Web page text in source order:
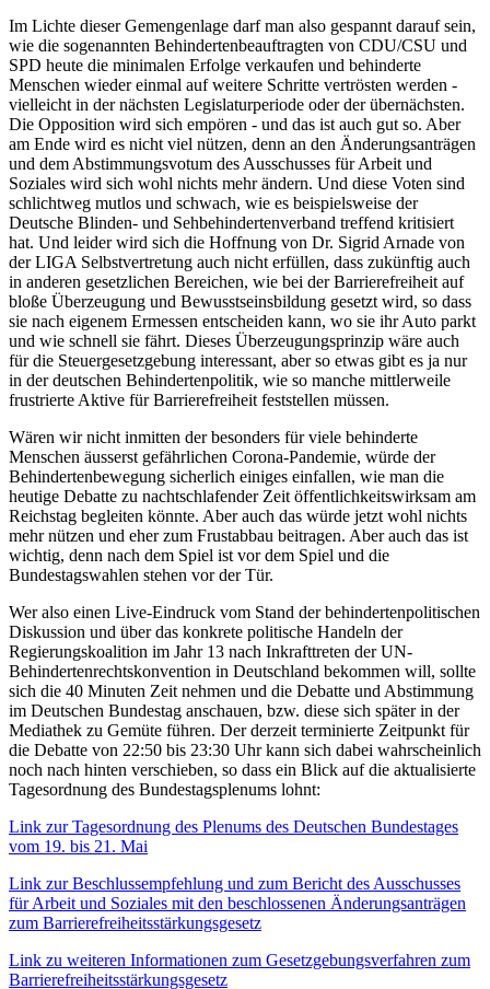
Im Lichte dieser Gemengenlage darf man also gespannt darauf sein,
wie die sogenannten Behindertenbeauftragten von CDU/CSU und
SPD heute die minimalen Erfolge verkaufen und behinderte
Menschen wieder einmal auf weitere Schritte vertrösten werden -
vielleicht in der nächsten Legislaturperiode oder der übernächsten.
Die Opposition wird sich empören - und das ist auch gut so. Aber
am Ende wird es nicht viel nützen, denn an den Änderungsanträgen
und dem Abstimmungsvotum des Ausschusses für Arbeit und
Soziales wird sich wohl nichts mehr ändern. Und diese Voten sind
schlichtweg mutlos und schwach, wie es beispielsweise der
Deutsche Blinden- und Sehbehindertenverband treffend kritisiert
hat. Und leider wird sich die Hoffnung von Dr. Sigrid Arnade von
der LIGA Selbstvertretung auch nicht erfüllen, dass zukünftig auch
in anderen gesetzlichen Bereichen, wie bei der Barrierefreiheit auf
bloße Überzeugung und Bewusstseinsbildung gesetzt wird, so dass
sie nach eigenem Ermessen entscheiden kann, wo sie ihr Auto parkt
und wie schnell sie fährt. Dieses Überzeugungsprinzip wäre auch
für die Steuergesetzgebung interessant, aber so etwas gibt es ja nur
in der deutschen Behindertenpolitik, wie so manche mittlerweile
frustrierte Aktive für Barrierefreiheit feststellen müssen.
Wären wir nicht inmitten der besonders für viele behinderte
Menschen äusserst gefährlichen Corona-Pandemie, würde der
Behindertenbewegung sicherlich einiges einfallen, wie man die
heutige Debatte zu nachtschlafender Zeit öffentlichkeitswirksam am
Reichstag begleiten könnte. Aber auch das würde jetzt wohl nichts
mehr nützen und eher zum Frustabbau beitragen. Aber auch das ist
wichtig, denn nach dem Spiel ist vor dem Spiel und die
Bundestagswahlen stehen vor der Tür.
Wer also einen Live-Eindruck vom Stand der behindertenpolitischen
Diskussion und über das konkrete politische Handeln der
Regierungskoalition im Jahr 13 nach Inkrafttreten der UN-
Behindertenrechtskonvention in Deutschland bekommen will, sollte
sich die 40 Minuten Zeit nehmen und die Debatte und Abstimmung
im Deutschen Bundestag anschauen, bzw. diese sich später in der
Mediathek zu Gemüte führen. Der derzeit terminierte Zeitpunkt für
die Debatte von 22:50 bis 23:30 Uhr kann sich dabei wahrscheinlich
noch nach hinten verschieben, so dass ein Blick auf die aktualisierte
Tagesordnung des Bundestagsplenums lohnt:
Link zur Tagesordnung des Plenums des Deutschen Bundestages
vom 19. bis 21. Mai
Link zur Beschlussempfehlung und zum Bericht des Ausschusses
für Arbeit und Soziales mit den beschlossenen Änderungsanträgen
zum Barrierefreiheitsstärkungsgesetz
Link zu weiteren Informationen zum Gesetzgebungsverfahren zum
Barrierefreiheitsstärkungsgesetz